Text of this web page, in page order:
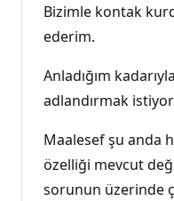
Bizimle kontak
ederim.
Anladığım
adlandırmak
Maalesef şu anda
özelliği mevcut
sorunun üzerinde